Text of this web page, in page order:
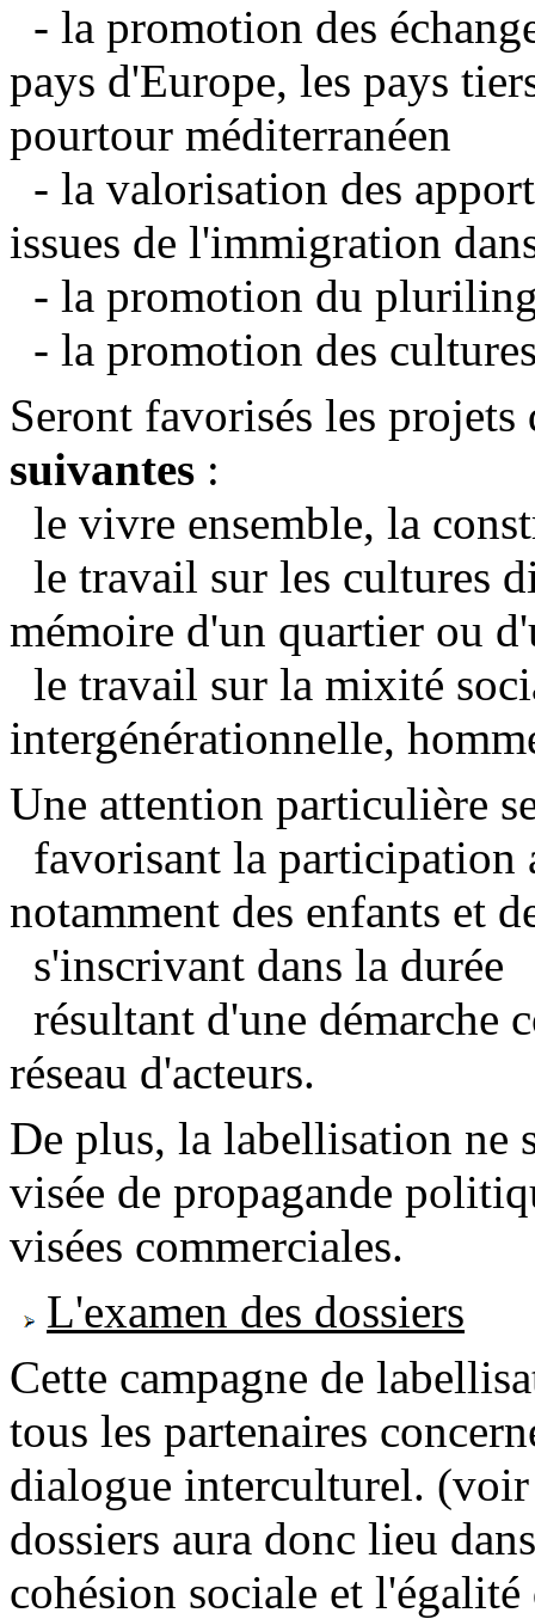
- la promotion des
pays d'Europe, les pays
pourtour méditerranéen
- la valorisation des
issues de l'immigration
- la promotion du
- la promotion des
Seront favorisés les
suivantes :
le vivre ensemble, la
le travail sur les cultures
mémoire d'un quartier ou
le travail sur la mixité
intergénérationnelle,
Une attention particulière
favorisant la participation
notamment des enfants et
s'inscrivant dans la durée
résultant d'une démarche
réseau d'acteurs.
De plus, la labellisation ne
visée de propagande
visées commerciales.
L'examen des dossiers
Cette campagne de
tous les partenaires
dialogue interculturel.
dossiers aura donc lieu
cohésion sociale et l'égalité